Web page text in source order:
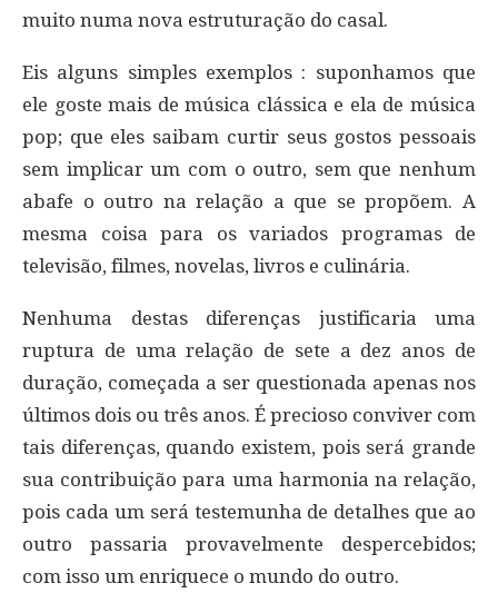
muito numa nova estruturação do casal.
Eis alguns simples exemplos : suponhamos que
ele goste mais de música clássica e ela de música
pop; que eles saibam curtir seus gostos pessoais
sem implicar um com o outro, sem que nenhum
abafe o outro na relação a que se propõem. A
mesma coisa para os variados programas de
televisão, filmes, novelas, livros e culinária.
Nenhuma destas diferenças justificaria uma
ruptura de uma relação de sete a dez anos de
duração, começada a ser questionada apenas nos
últimos dois ou três anos. É precioso conviver com
tais diferenças, quando existem, pois será grande
sua contribuição para uma harmonia na relação,
pois cada um será testemunha de detalhes que ao
outro passaria provavelmente despercebidos;
com isso um enriquece o mundo do outro.